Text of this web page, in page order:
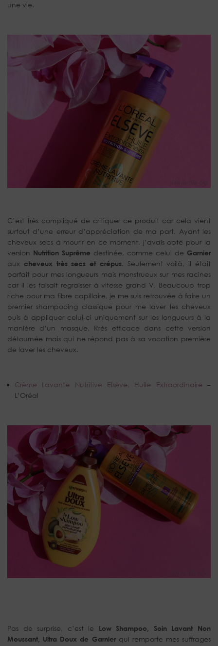
une vie.
C’est très compliqué de critiquer ce produit car cela vient
surtout d’une erreur d’appréciation de ma part. Ayant les
cheveux secs à mourir en ce moment, j’avais opté pour la
version Nutrition Suprême destinée, comme celui de Garnier
aux cheveux très secs et crépus. Seulement voilà, il était
parfait pour mes longueurs mais monstrueux sur mes racines
car il les faisait regraisser à vitesse grand V. Beaucoup trop
riche pour ma fibre capillaire, je me suis retrouvée à faire un
premier shampooing classique pour me laver les cheveux
puis à appliquer celui-ci uniquement sur les longueurs à la
manière d’un masque. Rrès efficace dans cette version
détournée mais qui ne répond pas à sa vocation première
de laver les cheveux.
Crème Lavante Nutritive Elsève, Huile Extraordinaire –
L’Oréal
Pas de surprise, c’est le Low Shampoo, Soin Lavant Non
Moussant, Ultra Doux de Garnierqui remporte mes suffrages